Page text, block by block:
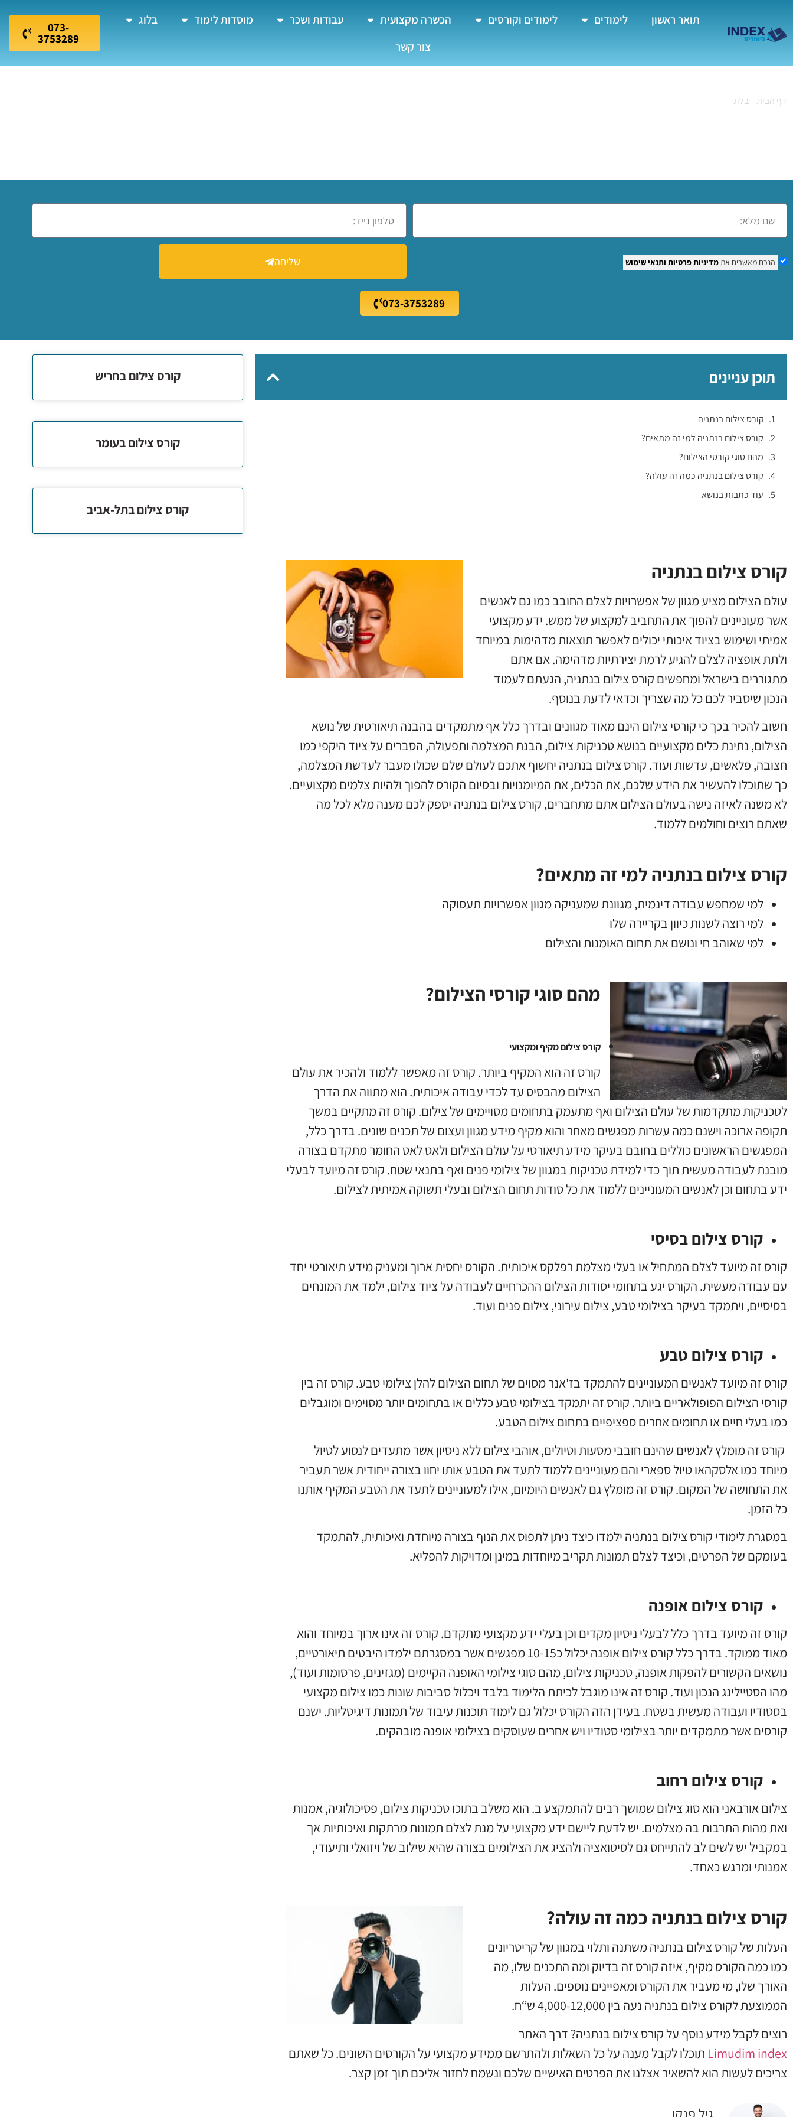
תואר ראשון לימודים לימודים וקורסים הכשרה מקצועית עבודות ושכר מוסדות לימוד
בלוג
צור קשר
073-
3753289
דף הבית בלוג
הנכם מאשרים את מדיניות פרטיות ותנאי שימוש שליחה
073-3753289
תוכן עניינים
קורס צילום בנתניה
קורס צילום בנתניה למי זה מתאים?
מהם סוגי קורסי הצילום?
קורס צילום בנתניה כמה זה עולה?
עוד כתבות בנושא
קורס צילום בנתניה
עולם הצילום מציע מגוון של אפשרויות לצלם החובב כמו גם לאנשים
אשר מעוניינים להפוך את התחביב למקצוע של ממש. ידע מקצועי
אמיתי ושימוש בציוד איכותי יכולים לאפשר תוצאות מדהימות במיוחד
ולתת אופציה לצלם להגיע לרמת יצירתיות מדהימה. אם אתם
מתגוררים בישראל ומחפשים קורס צילום בנתניה, הגעתם לעמוד
הנכון שיסביר לכם כל מה שצריך וכדאי לדעת בנוסף.
חשוב להכיר בכך כי קורסי צילום הינם מאוד מגוונים ובדרך כלל אף מתמקדים בהבנה תיאורטית של נושא
הצילום, נתינת כלים מקצועיים בנושא טכניקות צילום, הבנת המצלמה ותפעולה, הסברים על ציוד היקפי כמו
חצובה, פלאשים, עדשות ועוד. קורס צילום בנתניה יחשוף אתכם לעולם שלם שכולו מעבר לעדשת המצלמה,
כך שתוכלו להעשיר את הידע שלכם, את הכלים, את המיומנויות ובסיום הקורס להפוך ולהיות צלמים מקצועיים.
לא משנה לאיזה נישה בעולם הצילום אתם מתחברים, קורס צילום בנתניה יספק לכם מענה מלא לכל מה
שאתם רוצים וחולמים ללמוד.
קורס צילום בנתניה למי זה מתאים?
למי שמחפש עבודה דינמית, מגוונת שמעניקה מגוון אפשרויות תעסוקה
למי רוצה לשנות כיוון בקריירה שלו
למי שאוהב חי ונושם את תחום האומנות והצילום
מהם סוגי קורסי הצילום?
קורס צילום מקיף ומקצועי
קורס זה הוא המקיף ביותר. קורס זה מאפשר ללמוד ולהכיר את עולם
הצילום מהבסיס עד לכדי עבודה איכותית. הוא מתווה את הדרך
לטכניקות מתקדמות של עולם הצילום ואף מתעמק בתחומים מסויימים של צילום. קורס זה מתקיים במשך
תקופה ארוכה וישנם כמה עשרות מפגשים מאחר והוא מקיף מידע מגוון ועצום של תכנים שונים. בדרך כלל,
המפגשים הראשונים כוללים בחובם בעיקר מידע תיאורטי על עולם הצילום ולאט לאט החומר מתקדם בצורה
מובנת לעבודה מעשית תוך כדי למידת טכניקות במגוון של צילומי פנים ואף בתנאי שטח. קורס זה מיועד לבעלי
ידע בתחום וכן לאנשים המעוניינים ללמוד את כל סודות תחום הצילום ובעלי תשוקה אמיתית לצילום.
קורס צילום בסיסי
קורס זה מיועד לצלם המתחיל או בעלי מצלמת רפלקס איכותית. הקורס יחסית ארוך ומעניק מידע תיאורטי יחד
עם עבודה מעשית. הקורס יגע בתחומי יסודות הצילום ההכרחיים לעבודה על ציוד צילום, ילמד את המונחים
בסיסיים, ויתמקד בעיקר בצילומי טבע, צילום עירוני, צילום פנים ועוד.
קורס צילום טבע
קורס זה מיועד לאנשים המעוניינים להתמקד בז'אנר מסוים של תחום הצילום להלן צילומי טבע. קורס זה בין
קורסי הצילום הפופולאריים ביותר. קורס זה יתמקד בצילומי טבע כללים או בתחומים יותר מסוימים ומוגבלים
כמו בעלי חיים או תחומים אחרים ספציפיים בתחום צילום הטבע.
קורס זה מומלץ לאנשים שהינם חובבי מסעות וטיולים, אוהבי צילום ללא ניסיון אשר מתעדים לנסוע לטיול
מיוחד כמו אלסקהאו טיול ספארי והם מעוניינים ללמוד לתעד את הטבע אותו יחוו בצורה ייחודית אשר תעביר
את התחושה של המקום. קורס זה מומלץ גם לאנשים היומיום, אילו למעוניינים לתעד את הטבע המקיף אותנו
כל הזמן.
במסגרת לימודי קורס צילום בנתניה ילמדו כיצד ניתן לתפוס את הנוף בצורה מיוחדת ואיכותית, להתמקד
בעומקם של הפרטים, וכיצד לצלם תמונות תקריב מיוחדות במינן ומדויקות להפליא.
קורס צילום אופנה
קורס זה מיועד בדרך כלל לבעלי ניסיון מקדים וכן בעלי ידע מקצועי מתקדם. קורס זה אינו ארוך במיוחד והוא
מאוד ממוקד. בדרך כלל קורס צילום אופנה יכלול כ10-15 מפגשים אשר במסגרתם ילמדו היבטים תיאורטיים,
נושאים הקשורים להפקות אופנה, טכניקות צילום, מהם סוגי צילומי האופנה הקיימים (מגזינים, פרסומות ועוד),
מהו הסטיילינג הנכון ועוד. קורס זה אינו מוגבל לכיתת הלימוד בלבד ויכלול סביבות שונות כמו צילום מקצועי
בסטודיו ועבודה מעשית בשטח. בעידן הזה הקורס יכלול גם לימוד תוכנות עיבוד של תמונות דיגיטליות. ישנם
קורסים אשר מתמקדים יותר בצילומי סטודיו ויש אחרים שעוסקים בצילומי אופנה מובהקים.
קורס צילום רחוב
צילום אורבאני הוא סוג צילום שמושך רבים להתמקצע ב. הוא משלב בתוכו טכניקות צילום, פסיכולוגיה, אמנות
ואת מהות התרבות בה מצלמים. יש לדעת ליישם ידע מקצועי על מנת לצלם תמונות מרתקות ואיכותיות אך
במקביל יש לשים לב להתייחס גם לסיטואציה ולהציג את הצילומים בצורה שהיא שילוב של ויזואלי ותיעודי,
אמנותי ומרגש כאחד.
קורס צילום בנתניה כמה זה עולה?
העלות של קורס צילום בנתניה משתנה ותלוי במגוון של קריטריונים
כמו כמה הקורס מקיף, איזה קורס זה בדיוק ומה התכנים שלו, מה
האורך שלו, מי מעביר את הקורס ומאפיינים נוספים. העלות
הממוצעת לקורס צילום בנתניה נעה בין 4,000-12,000 ש“ח.
רוצים לקבל מידע נוסף על קורס צילום בנתניה? דרך האתר
Limudim index תוכלו לקבל מענה על כל השאלות ולהתרשם ממידע מקצועי על הקורסים השונים. כל שאתם
צריכים לעשות הוא להשאיר אצלנו את הפרטים האישיים שלכם ונשמח לחזור אליכם תוך זמן קצר.
קורס צילום בחריש
קורס צילום בעומר
קורס צילום בתל-אביב